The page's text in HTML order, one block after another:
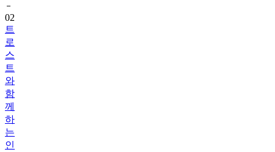
02
트
로
스
트
와
함
께
하
는
인